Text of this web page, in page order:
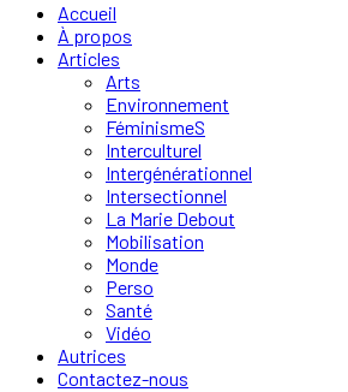
Accueil
À propos
Articles
Arts
Environnement
FéminismeS
Interculturel
Intergénérationnel
Intersectionnel
La Marie Debout
Mobilisation
Monde
Perso
Santé
Vidéo
Autrices
Contactez-nous